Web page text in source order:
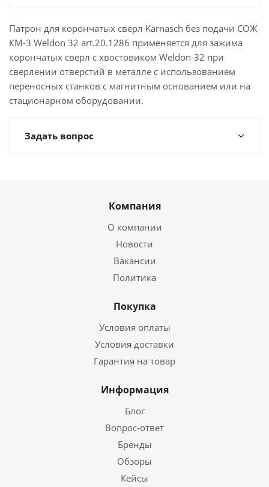
Патрон для корончатых сверл Karnasch без подачи СОЖ
КM-3 Weldon 32 art.20.1286 применяется для зажима
корончатых сверл с хвостовиком Weldon-32 при
сверлении отверстий в металле с использованием
переносных станков с магнитным основанием или на
стационарном оборудовании.
Задать вопрос
Компания
О компании
Новости
Вакансии
Политика
Покупка
Условия оплаты
Условия доставки
Гарантия на товар
Информация
Блог
Вопрос-ответ
Бренды
Обзоры
Кейсы